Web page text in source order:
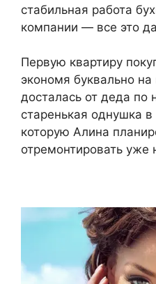
стабильная работа
компании — все это
Первую квартиру
экономя буквально
досталась от деда по
старенькая однушка
которую Алина
отремонтировать уже